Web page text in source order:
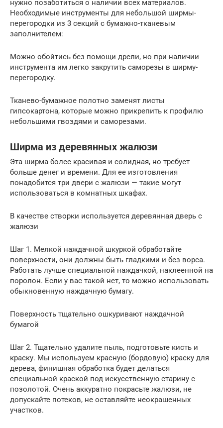
нужно позаботиться о наличии всех материалов.
Необходимые инструменты для небольшой ширмы-
перегородки из 3 секций с бумажно-тканевым
заполнителем:
Можно обойтись без помощи дрели, но при наличии
инструмента им легко закрутить саморезы в ширму-
перегородку.
Тканево-бумажное полотно заменят листы
гипсокартона, которые можно прикрепить к профилю
небольшими гвоздями и саморезами.
Ширма из деревянных жалюзи
Эта ширма более красивая и солидная, но требует
больше денег и времени. Для ее изготовления
понадобится три двери с жалюзи — такие могут
использоваться в комнатных шкафах.
В качестве створки используется деревянная дверь с
жалюзи
Шаг 1. Мелкой наждачной шкуркой обработайте
поверхности, они должны быть гладкими и без ворса.
Работать лучше специальной наждачкой, наклеенной на
поролон. Если у вас такой нет, то можно использовать
обыкновенную наждачную бумагу.
Поверхность тщательно ошкуривают наждачной
бумагой
Шаг 2. Тщательно удалите пыль, подготовьте кисть и
краску. Мы используем красную (бордовую) краску для
дерева, финишная обработка будет делаться
специальной краской под искусственную старину с
позолотой. Очень аккуратно покрасьте жалюзи, не
допускайте потеков, не оставляйте неокрашенных
участков.